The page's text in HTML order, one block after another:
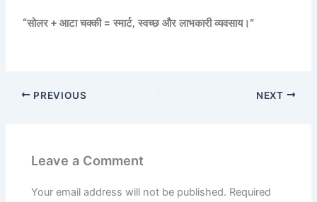
“सोलर + आटा चक्की = स्मार्ट, स्वच्छ और लाभकारी व्यवसाय।”
PREVIOUS NEXT
Leave a Comment
Your email address will not be published. Required